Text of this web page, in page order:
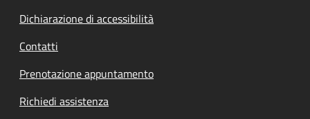
Dichiarazione di accessibilità
Contatti
Prenotazione appuntamento
Richiedi assistenza